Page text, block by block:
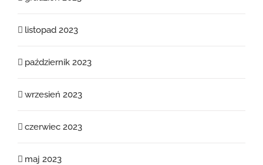
listopad 2023
październik 2023
wrzesień 2023
czerwiec 2023
maj 2023